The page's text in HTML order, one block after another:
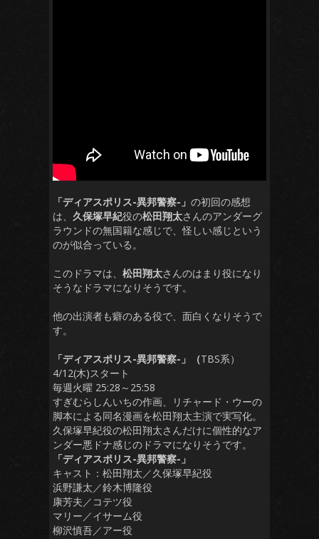
「ディアスポリス-異邦警察-」 の初回の感想
は、 久保塚早紀役の松田翔太さんのアンダーグ
ラウンドの無国籍な感じで、怪しい感じという
のが似合っている。
このドラマは、 松田翔太さんのはまり役になり
そうなドラマになりそうです。
他の出演者も癖のある役で、面白くなりそうで
す。
「ディアスポリス-異邦警察-」（TBS系）
4/12(木)スタート
毎週火曜 25:28～25:58
すぎむらしんいちの作画、リチャード・ウーの
脚本による同名漫画を松田翔太主演で実写化。
久保塚早紀役の松田翔太さんだけに個性的なア
ンダー悪ドナ感じのドラマになりそうです。
「ディアスポリス-異邦警察-」
キャスト：松田翔太／久保塚早紀役
浜野謙太／鈴木博隆役
康芳夫／コテツ役
マリー／イサーム役
柳沢慎吾／アー役